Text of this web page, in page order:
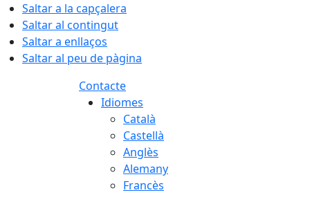
Saltar a la capçalera
Saltar al contingut
Saltar a enllaços
Saltar al peu de pàgina
Contacte
Idiomes
Català
Castellà
Anglès
Alemany
Francès